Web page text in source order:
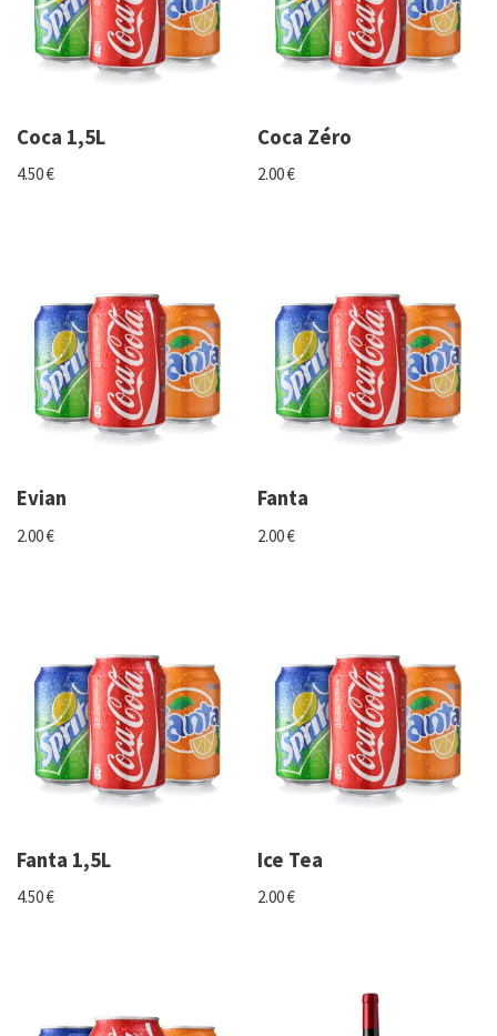
Coca 1,5L
4.50€
Coca Zéro
2.00€
Evian
2.00€
Fanta
2.00€
Fanta 1,5L
4.50€
Ice Tea
2.00€